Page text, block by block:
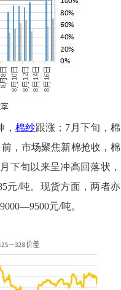
棉纱跟涨；7月下旬，棉
，市场聚焦新棉抢收，棉
下旬以来呈冲高回落状，
元/吨。现货方面，两者亦
元/吨。